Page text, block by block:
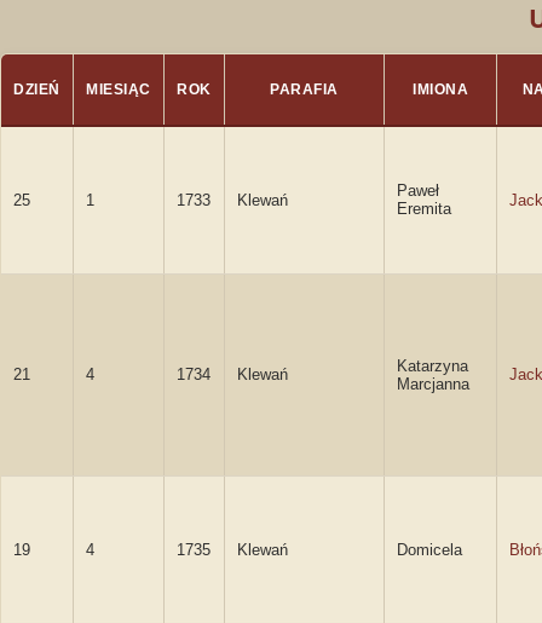
DZIEŃ MIESIĄC ROK PARAFIA IMIONA
25 1 1733 Klewań
Paweł
Eremita
21 4 1734 Klewań
Katarzyna
Marcjanna
19 4 1735 Klewań Domicela